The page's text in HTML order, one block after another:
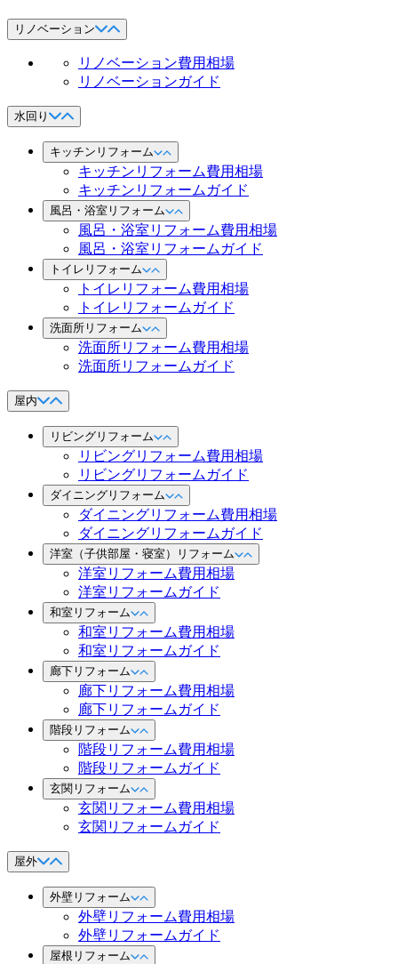
リノベーション
リノベーション費用相場
リノベーションガイド
水回り
キッチンリフォーム
キッチンリフォーム費用相場
キッチンリフォームガイド
風呂・浴室リフォーム
風呂・浴室リフォーム費用相場
風呂・浴室リフォームガイド
トイレリフォーム
トイレリフォーム費用相場
トイレリフォームガイド
洗面所リフォーム
洗面所リフォーム費用相場
洗面所リフォームガイド
屋内
リビングリフォーム
リビングリフォーム費用相場
リビングリフォームガイド
ダイニングリフォーム
ダイニングリフォーム費用相場
ダイニングリフォームガイド
洋室（子供部屋・寝室）リフォーム
洋室リフォーム費用相場
洋室リフォームガイド
和室リフォーム
和室リフォーム費用相場
和室リフォームガイド
廊下リフォーム
廊下リフォーム費用相場
廊下リフォームガイド
階段リフォーム
階段リフォーム費用相場
階段リフォームガイド
玄関リフォーム
玄関リフォーム費用相場
玄関リフォームガイド
屋外
外壁リフォーム
外壁リフォーム費用相場
外壁リフォームガイド
屋根リフォーム